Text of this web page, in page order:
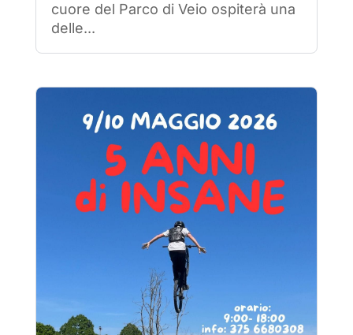
cuore del Parco di Veio ospiterà una
delle...